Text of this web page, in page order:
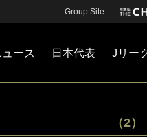
Group Site
ュース 日本代表 Jリー
（2）